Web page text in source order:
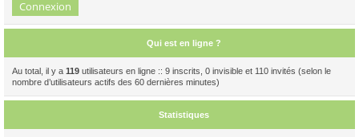
Qui est en ligne ?
Au total, il y a 119 utilisateurs en ligne :: 9 inscrits, 0 invisible et 110 invités (selon le
nombre d’utilisateurs actifs des 60 dernières minutes)
Statistiques